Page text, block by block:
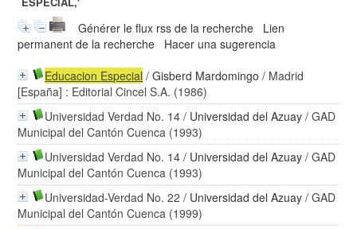
Générer le flux rss de la recherche
Lien
permanent de la recherche
Hacer una sugerencia
Educacion Especial /Gisberd Mardomingo / Madrid
[España] : Editorial Cincel S.A. (1986)
Universidad Verdad No. 14 / Universidad del Azuay / GAD
Municipal del Cantón Cuenca (1993)
Universidad Verdad No. 14 / Universidad del Azuay / GAD
Municipal del Cantón Cuenca (1993)
Universidad-Verdad No. 22 / Universidad del Azuay / GAD
Municipal del Cantón Cuenca (1999)